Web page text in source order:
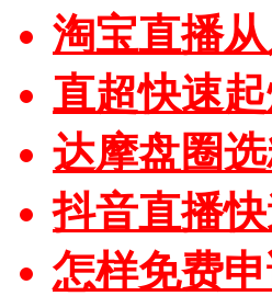
淘宝直播
直超快速
达摩盘圈
抖音直播
怎样免费